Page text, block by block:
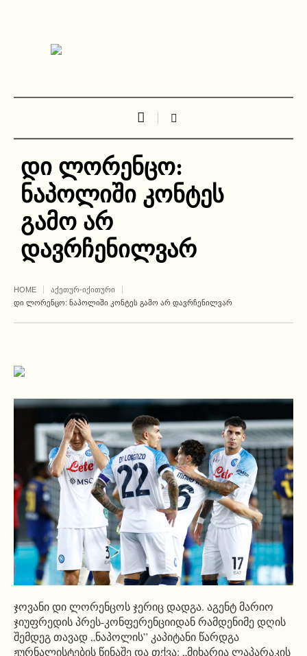
დი ლორენცო:
ნაპოლიში კონტეს
გამო არ
დავრჩენილვარ
HOME
ᲐᲥᲔᲗᲣᲠ-ᲘᲥᲘᲗᲣᲠᲘ
ᲓᲘ ᲚᲝᲠᲔᲜᲪᲝ: ᲜᲐᲞᲝᲚᲘᲨᲘ ᲙᲝᲜᲢᲔᲡ ᲒᲐᲛᲝ ᲐᲠ ᲓᲐᲕᲠᲩᲔᲜᲘᲚᲕᲐᲠ
ჯოვანი დი ლორენცოს ჯერიც დადგა. აგენტ მარიო
ჯიუფრედის პრეს-კონფერენციიდან რამდენიმე დღის
შემდეგ თავად „ნაპოლის” კაპიტანი წარდგა
ჟურნალისტების წინაშე და თქვა: „მიხარია ლაპარაკის